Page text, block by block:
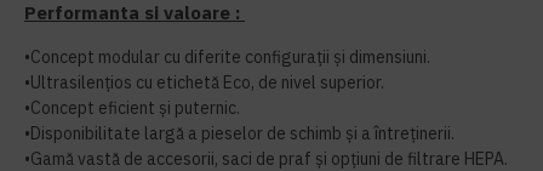
Performanta si valoare :
•Concept modular cu diferite configurații și dimensiuni.
•Ultrasilențios cu etichetă Eco, de nivel superior.
•Concept eficient și puternic.
•Disponibilitate largă a pieselor de schimb și a întreținerii.
•Gamă vastă de accesorii, saci de praf și opțiuni de filtrare HEPA.